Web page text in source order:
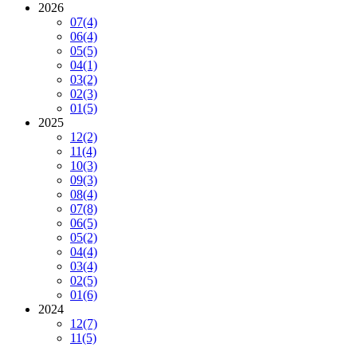
2026
07(4)
06(4)
05(5)
04(1)
03(2)
02(3)
01(5)
2025
12(2)
11(4)
10(3)
09(3)
08(4)
07(8)
06(5)
05(2)
04(4)
03(4)
02(5)
01(6)
2024
12(7)
11(5)